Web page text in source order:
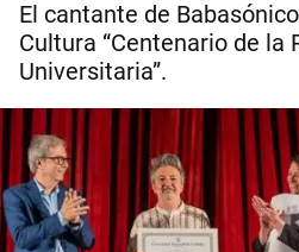
El cantante de
Cultura “Centenario de la
Universitaria”.